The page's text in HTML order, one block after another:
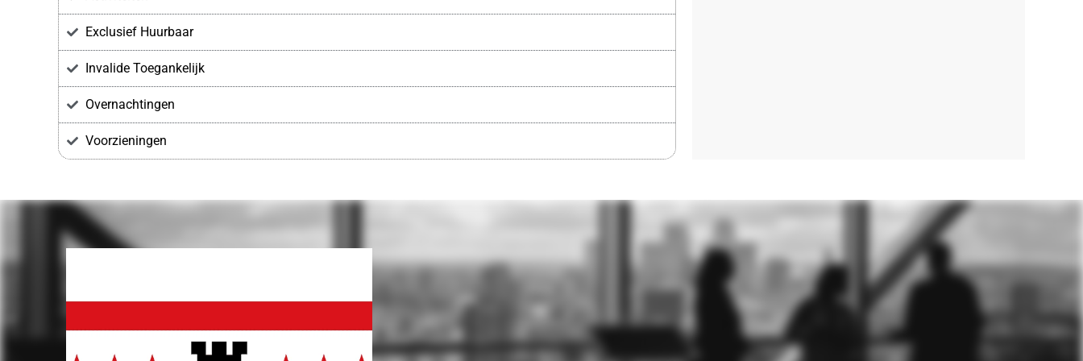
Exclusief Huurbaar
Invalide Toegankelijk
Overnachtingen
Voorzieningen